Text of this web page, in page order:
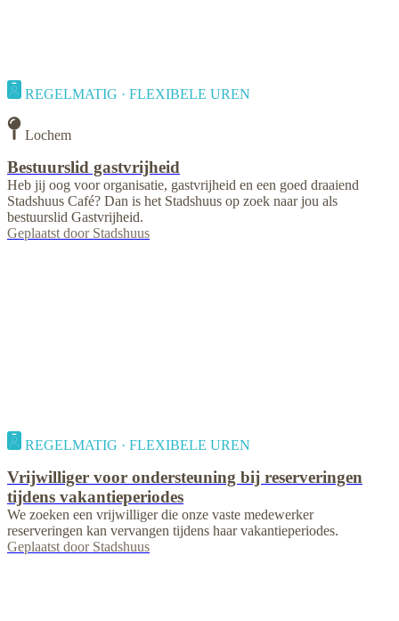
REGELMATIG · FLEXIBELE UREN
Lochem
Bestuurslid gastvrijheid
Heb jij oog voor organisatie, gastvrijheid en een goed draaiend
Stadshuus Café? Dan is het Stadshuus op zoek naar jou als
bestuurslid Gastvrijheid.
Geplaatst door Stadshuus
REGELMATIG · FLEXIBELE UREN
Vrijwilliger voor ondersteuning bij reserveringen
tijdens vakantieperiodes
We zoeken een vrijwilliger die onze vaste medewerker
reserveringen kan vervangen tijdens haar vakantieperiodes.
Geplaatst door Stadshuus